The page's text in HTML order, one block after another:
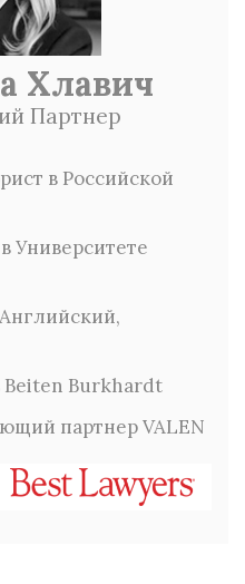
Хлавич
Партнер
в Российской
Университете
Beiten Burkhardt
партнер VALEN